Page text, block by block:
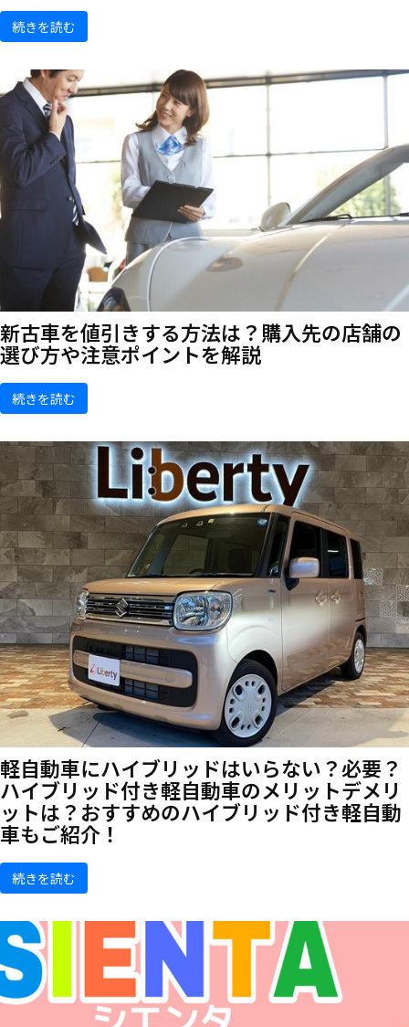
続きを読む
新古車を値引きする方法は？購入先の店舗の
選び方や注意ポイントを解説
続きを読む
軽自動車にハイブリッドはいらない？必要？
ハイブリッド付き軽自動車のメリットデメリ
ットは？おすすめのハイブリッド付き軽自動
車もご紹介！
続きを読む